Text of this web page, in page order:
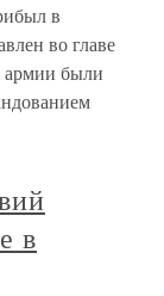
в
во главе
армии были
в